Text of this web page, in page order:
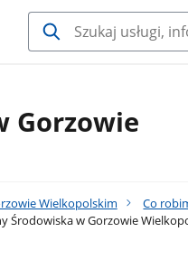
Gorzowie
Wielkopolskim Co
w Gorzowie